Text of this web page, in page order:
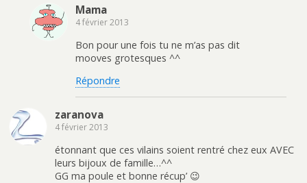
Mama
4 février 2013
Bon pour une fois tu ne m’as pas dit
mooves grotesques ^^
Répondre
zaranova
4 février 2013
étonnant que ces vilains soient rentré chez eux AVEC
leurs bijoux de famille…^^
GG ma poule et bonne récup’ 😉